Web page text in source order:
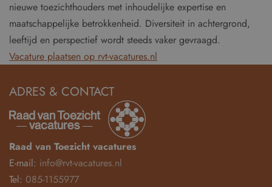
nieuwe toezichthouders met inhoudelijke expertise en
maatschappelijke betrokkenheid. Diversiteit in achtergrond,
leeftijd en perspectief wordt steeds vaker gevraagd.
Vacature plaatsen op rvt-vacatures.nl
ADRES & CONTACT
Raad van Toezicht vacatures
E-mail: info@rvt-vacatures.nl
Tel: 085-1155977